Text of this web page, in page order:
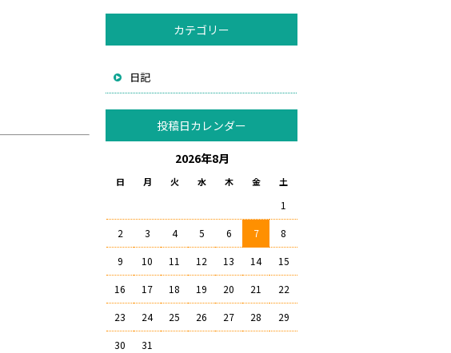
カテゴリー
日記
投稿日カレンダー
2026年8月
日 月 火 水 木 金 土
1
2 3 4 5 6 7 8
9 10 11 12 13 14 15
16 17 18 19 20 21 22
23 24 25 26 27 28 29
30 31